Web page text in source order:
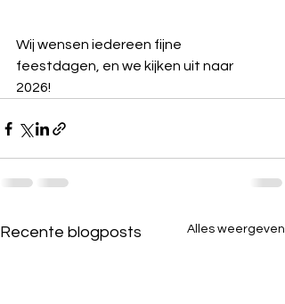
Wij wensen iedereen fijne
feestdagen, en we kijken uit naar
2026!
Recente blogposts Alles weergeven